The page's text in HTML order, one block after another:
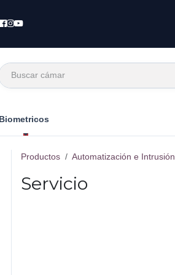
Biometricos
Productos Automatización e Intrusión
Servicio